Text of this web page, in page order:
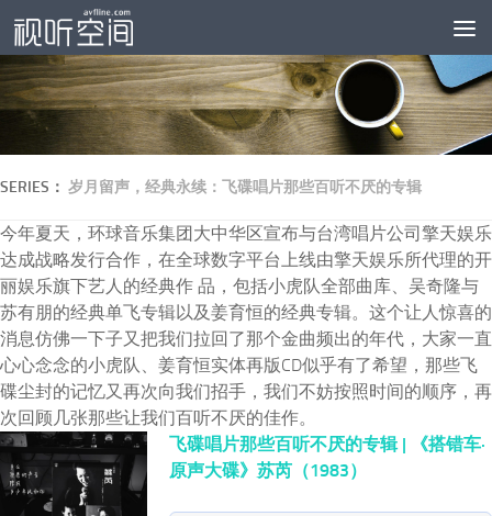
跳至内容
SERIES： 岁月留声，经典永续：飞碟唱片那些百听不厌的专辑
今年夏天，环球音乐集团大中华区宣布与台湾唱片公司擎天娱乐
达成战略发行合作，在全球数字平台上线由擎天娱乐所代理的开
丽娱乐旗下艺人的经典作 品，包括小虎队全部曲库、吴奇隆与
苏有朋的经典单飞专辑以及姜育恒的经典专辑。这个让人惊喜的
消息仿佛一下子又把我们拉回了那个金曲频出的年代，大家一直
心心念念的小虎队、姜育恒实体再版CD似乎有了希望，那些飞
碟尘封的记忆又再次向我们招手，我们不妨按照时间的顺序，再
次回顾几张那些让我们百听不厌的佳作。
飞碟唱片那些百听不厌的专辑 | 《搭错车·
原声大碟》苏芮（1983）